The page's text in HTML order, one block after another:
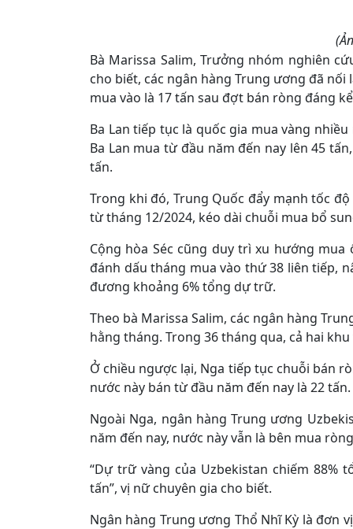
Bà Marissa Salim, Trưởng nhóm nghiên
cho biết, các ngân hàng Trung ương đã
mua vào là 17 tấn sau đợt bán ròng đáng
Ba Lan tiếp tục là quốc gia mua vàng
Ba Lan mua từ đầu năm đến nay lên 45
tấn.
Trong khi đó, Trung Quốc đẩy mạnh tốc
từ tháng 12/2024, kéo dài chuỗi mua bổ
Cộng hòa Séc cũng duy trì xu hướng
đánh dấu tháng mua vào thứ 38 liên tiếp,
đương khoảng 6% tổng dự trữ.
Theo bà Marissa Salim, các ngân hàng
hằng tháng. Trong 36 tháng qua, cả hai
Ở chiều ngược lại, Nga tiếp tục chuỗi bán
nước này bán từ đầu năm đến nay là 22 tấn.
Ngoài Nga, ngân hàng Trung ương
năm đến nay, nước này vẫn là bên mua
“Dự trữ vàng của Uzbekistan chiếm
tấn”, vị nữ chuyên gia cho biết.
Ngân hàng Trung ương Thổ Nhĩ Kỳ là đơn